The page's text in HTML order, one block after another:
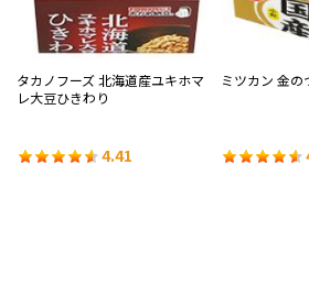
タカノフーズ 北海道産ユキホマ
レ大豆ひきわり
4.41
ミツカン 金